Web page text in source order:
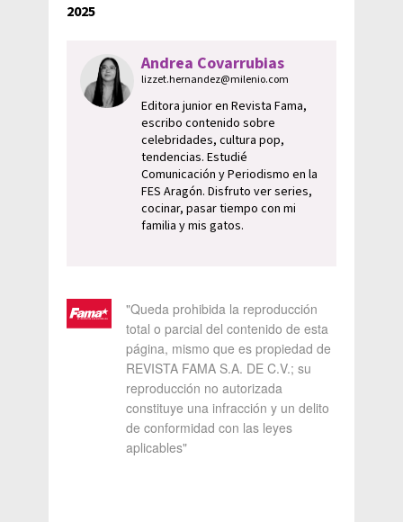
2025
Andrea Covarrubias
lizzet.hernandez@milenio.com
Editora junior en Revista Fama,
escribo contenido sobre
celebridades, cultura pop,
tendencias. Estudié
Comunicación y Periodismo en la
FES Aragón. Disfruto ver series,
cocinar, pasar tiempo con mi
familia y mis gatos.
"Queda prohibida la reproducción
total o parcial del contenido de esta
página, mismo que es propiedad de
REVISTA FAMA S.A. DE C.V.; su
reproducción no autorizada
constituye una infracción y un delito
de conformidad con las leyes
aplicables"